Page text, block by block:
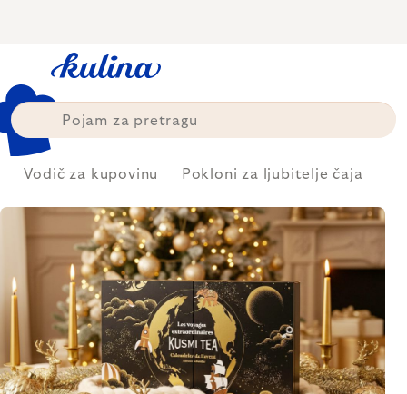
Vodič za kupovinu Pokloni za ljubitelje čaja